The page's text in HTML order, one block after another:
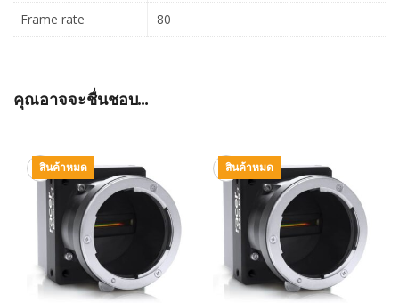
Frame rate
80
คุณอาจจะชื่นชอบ…
สินค้าหมด สินค้าหมด